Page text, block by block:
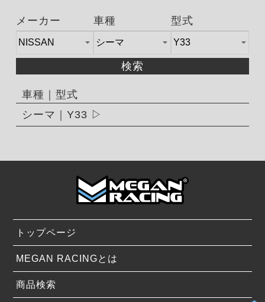
メーカー 車種 型式
検索
車種｜型式
シーマ｜Y33
トップページ
MEGAN RACINGとは
商品検索